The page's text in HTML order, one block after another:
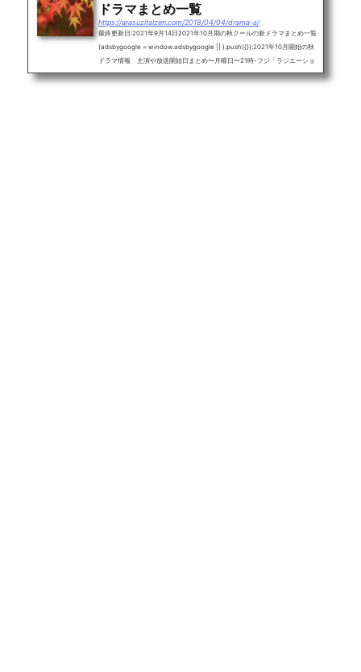
ドラマまとめ一覧
https://arasuzitaizen.com/2018/04/04/drama-a/
最終更新日:2021年9月14日2021年10月期の秋クールの新ドラマまとめ一覧
(adsbygoogle = window.adsbygoogle || ).push({});2021年10月開始の秋
ドラマ情報 主演や放送開始日まとめ〜月曜日〜21時-フジ「ラジエーショ
ンハウスⅡ」窪田正孝(10月4日)22時-フジ「アバランチ」綾野剛(10月18